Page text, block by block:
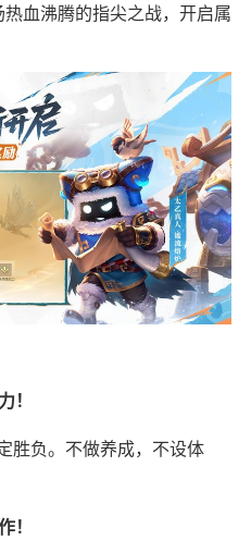
血沸腾的指尖之战，开启属
！
胜负。不做养成，不设体
！